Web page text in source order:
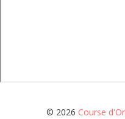
© 2026 Course